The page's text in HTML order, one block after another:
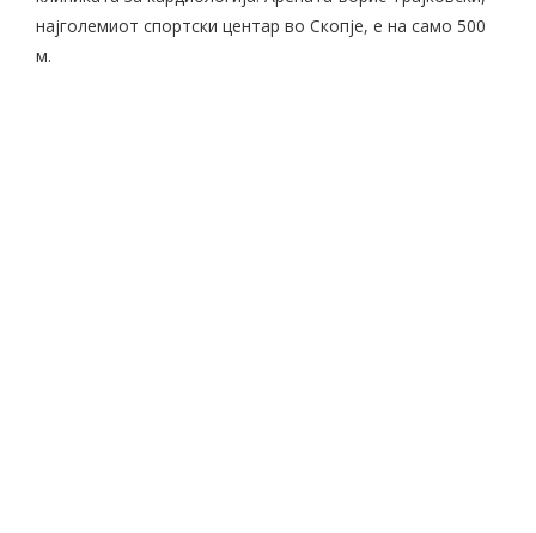
најголемиот спортски центар во Скопје, е на само 500
м.